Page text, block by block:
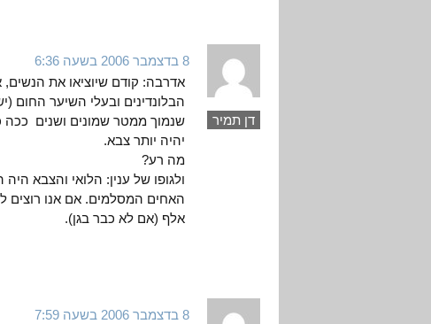
דן תמיר
8 בדצמבר 2006 בשעה 6:36
הבלונדינים ובעלי השיער
שנמוך ממטר שמונים ושנים  ככה
יהיה יותר צבא.
מה רע?
ולגופו של ענין: הלואי והצבא
האחים המסלמים. אם אנו רוצים
אלף (אם לא כבר בגן).
8 בדצמבר 2006 בשעה 7:59